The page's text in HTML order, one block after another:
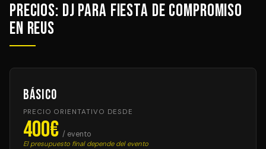
Precios: DJ para Fiesta de Compromiso
en Reus
Básico
PRECIO ORIENTATIVO DESDE
400€ / evento
El presupuesto final depende del evento